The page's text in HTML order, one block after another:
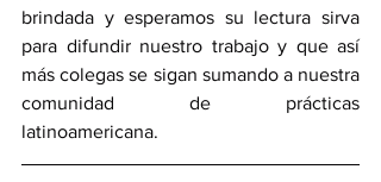
brindada y esperamos su lectura sirva
para difundir nuestro trabajo y que así
más colegas se sigan sumando a nuestra
comunidad de prácticas
latinoamericana.